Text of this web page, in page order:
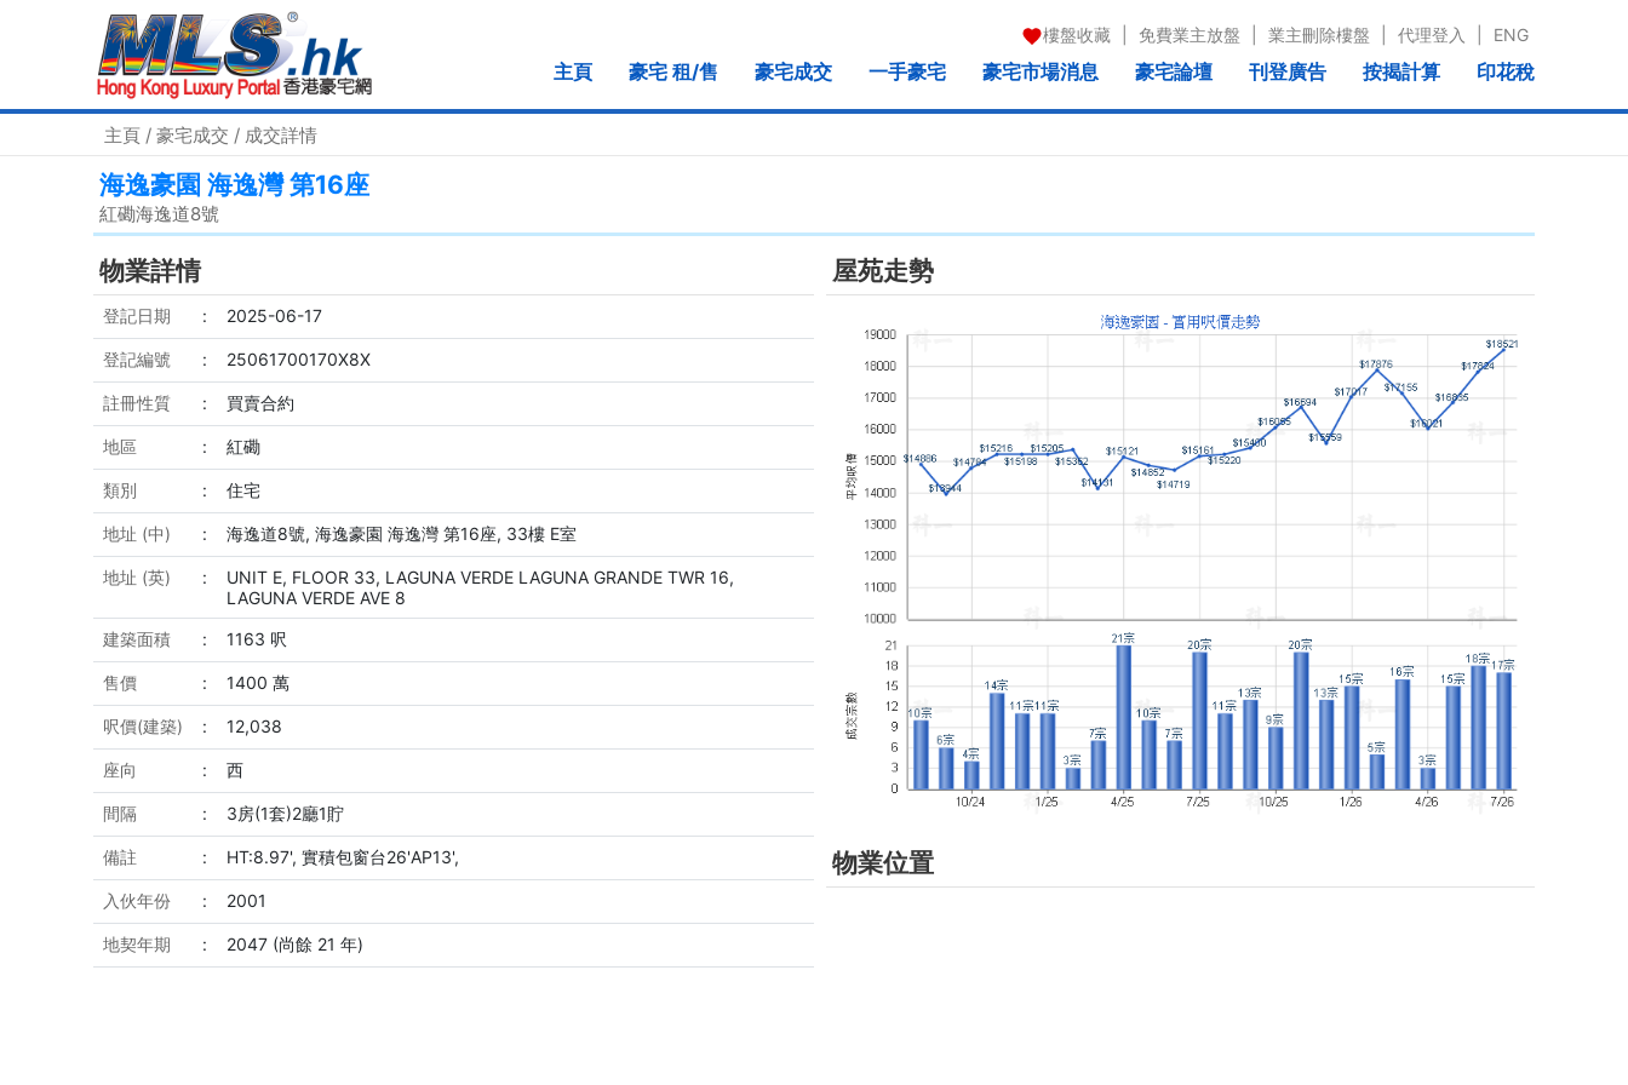
樓盤收藏 免費業主放盤 業主刪除樓盤 代理登入 ENG
主頁 豪宅 租/售 豪宅成交 一手豪宅 豪宅市場消息 豪宅論壇 刊登廣告 按揭計算 印花稅
主頁 / 豪宅成交 / 成交詳情
海逸豪園 海逸灣 第16座
紅磡海逸道8號
物業詳情
登記日期 : 2025-06-17
登記編號 : 25061700170X8X
註冊性質 : 買賣合約
地區 : 紅磡
類別 : 住宅
地址 (中) : 海逸道8號, 海逸豪園 海逸灣 第16座, 33樓 E室
地址 (英) :
UNIT E, FLOOR 33, LAGUNA VERDE LAGUNA GRANDE TWR 16,
LAGUNA VERDE AVE 8
建築面積
: 1163 呎
售價 : 1400 萬
呎價(建築) : 12,038
座向 : 西
間隔 : 3房(1套)2廳1貯
備註 : HT:8.97', 實積包窗台26'AP13',
入伙年份 : 2001
地契年期 : 2047 (尚餘 21 年)
屋苑走勢
物業位置